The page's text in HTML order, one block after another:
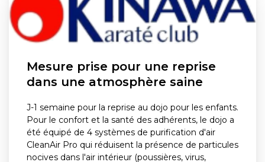
Mesure prise pour une reprise
dans une atmosphère saine
J-1 semaine pour la reprise au dojo pour les enfants.
Pour le confort et la santé des adhérents, le dojo a
été équipé de 4 systèmes de purification d'air
CleanAir Pro qui réduisent la présence de particules
nocives dans l'air intérieur (poussières, virus,